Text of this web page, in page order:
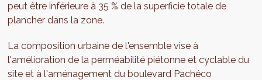
peut être inférieure à 35 % de la superficie totale de
plancher dans la zone.
La composition urbaine de l'ensemble vise à
l'amélioration de la perméabilité piétonne et cyclable du
site et à l'aménagement du boulevard Pachéco